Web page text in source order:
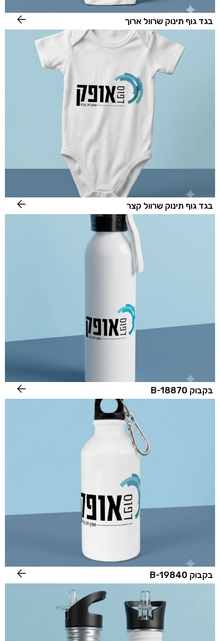
בגד גוף תינוק שרוול ארוך
בגד גוף תינוק שרוול קצר
בקבוק B-18870
בקבוק B-19840